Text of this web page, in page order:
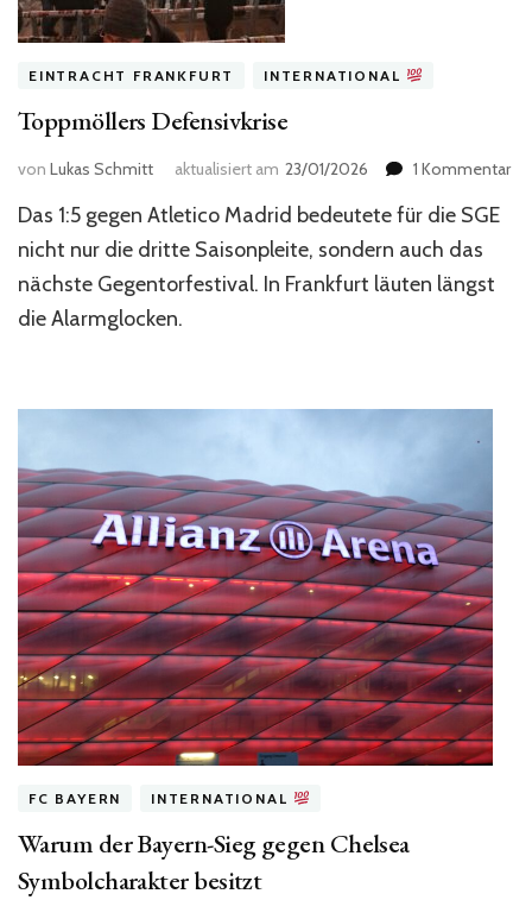
EINTRACHT FRANKFURT INTERNATIONAL
Toppmöllers Defensivkrise
von Lukas Schmitt aktualisiert am 23/01/2026 1 Kommentarzu
Das 1:5 gegen Atletico Madrid bedeutete für die SGE
nicht nur die dritte Saisonpleite, sondern auch das
nächste Gegentorfestival. In Frankfurt läuten längst
die Alarmglocken.
FC BAYERN INTERNATIONAL
Warum der Bayern-Sieg gegen Chelsea
Symbolcharakter besitzt